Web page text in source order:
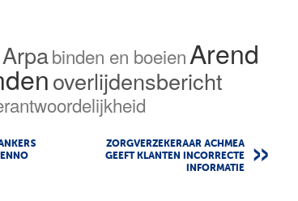
Arpabinden en boeienArend
overlijdensbericht
ZORGVERZEKERAAR ACHMEA
GEEFT KLANTEN INCORRECTE
INFORMATIE